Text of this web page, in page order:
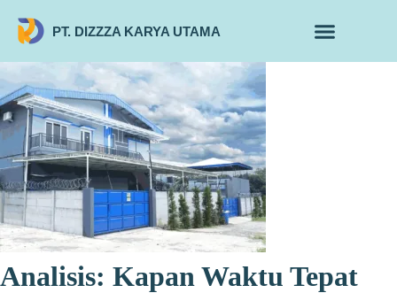
PT. DIZZZA KARYA UTAMA
Analisis: Kapan Waktu Tepat